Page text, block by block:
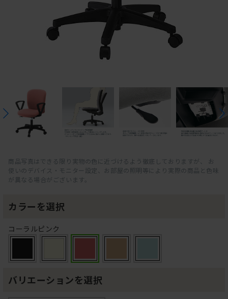
商品写真はできる限り実物の色に近づけるよう徹底しておりますが、 お
使いのデバイス・モニター設定、お部屋の照明等により実際の商品と色味
が異なる場合がございます。
カラーを選択
コーラルピンク
バリエーションを選択